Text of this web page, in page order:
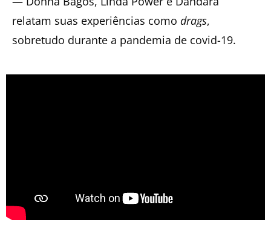
relatam suas experiências como drags,
sobretudo durante a pandemia de covid-19.